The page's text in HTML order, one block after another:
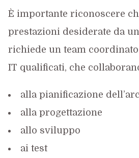
È importante riconoscere
prestazioni desiderate da
richiede un team
IT qualificati, che
alla pianificazione
alla progettazione
allo sviluppo
ai test